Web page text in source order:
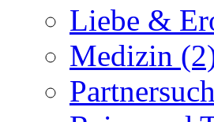
Liebe &
Medizin